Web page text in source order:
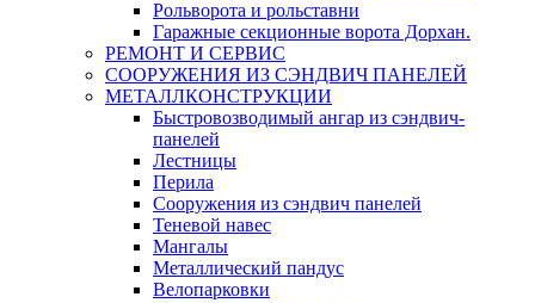
Рольворота и рольставни
Гаражные секционные ворота Дорхан.
РЕМОНТ И СЕРВИС
СООРУЖЕНИЯ ИЗ СЭНДВИЧ ПАНЕЛЕЙ
МЕТАЛЛКОНСТРУКЦИИ
Быстровозводимый ангар из сэндвич-
панелей
Лестницы
Перила
Сооружения из сэндвич панелей
Теневой навес
Мангалы
Металлический пандус
Велопарковки